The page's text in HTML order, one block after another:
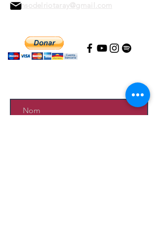
alonsodelriotaray@gmail.com